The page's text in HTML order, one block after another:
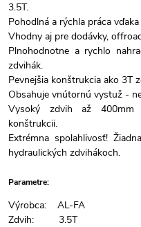
3.5T.
Pohodlná a rýchla práca
Vhodny aj pre dodávky,
Plnohodnotne a rychlo
zdvihák.
Pevnejšia konštrukcia ako 3T
Obsahuje vnútornú vystuž -
Vysoký zdvih až 400mm
konštrukcii.
Extrémna spolahlivosť!
hydraulických zdvihákoch.
Parametre:
Výrobca: AL-FA
Zdvih: 3.5T